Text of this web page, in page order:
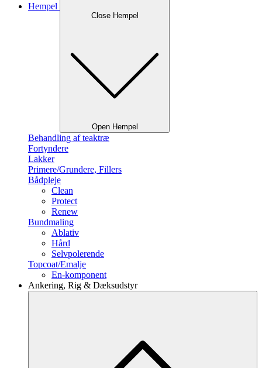
Hempel
Close Hempel
Open Hempel
Behandling af teaktræ
Fortyndere
Lakker
Primere/Grundere, Fillers
Bådpleje
Clean
Protect
Renew
Bundmaling
Ablativ
Hård
Selvpolerende
Topcoat/Emalje
En-komponent
Ankering, Rig & Dæksudstyr